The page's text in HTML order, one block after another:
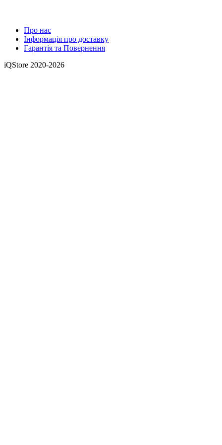
Про нас
Інформація про доставку
Гарантія та Повернення
iQStore 2020-2026